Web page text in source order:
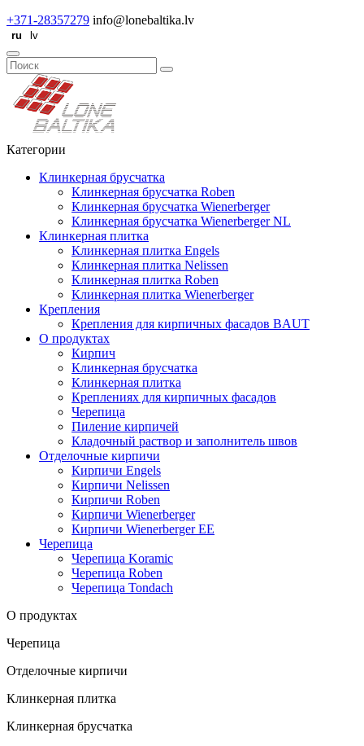
+371-28357279 info@lonebaltika.lv
Категории
Клинкерная брусчатка
Клинкерная брусчатка Roben
Клинкерная брусчатка Wienerberger
Клинкерная брусчатка Wienerberger NL
Клинкерная плитка
Клинкерная плитка Engels
Клинкерная плитка Nelissen
Клинкерная плитка Roben
Клинкерная плитка Wienerberger
Крепления
Крепления для кирпичных фасадов BAUT
О продуктах
Кирпич
Клинкерная брусчатка
Клинкерная плитка
Креплениях для кирпичных фасадов
Черепица
Пиление кирпичей
Кладочный раствор и заполнитель швов
Отделочные кирпичи
Кирпичи Engels
Кирпичи Nelissen
Кирпичи Roben
Кирпичи Wienerberger
Кирпичи Wienerberger EE
Черепица
Черепица Koramic
Черепица Roben
Черепица Tondach
О продуктах
Черепица
Отделочные кирпичи
Клинкерная плитка
Клинкерная брусчатка